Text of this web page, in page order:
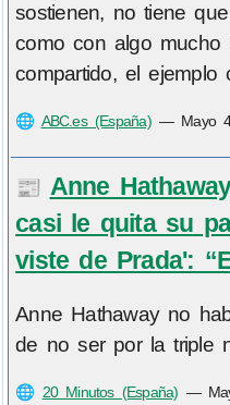
sostienen, no tiene
como con algo mucho
compartido, el ejemplo
🌐 ABC.es (España)— Mayo
📰 Anne
casi le quita su
viste de Prada':
Anne Hathaway no
de no ser por la triple
🌐 20 Minutos (España) —